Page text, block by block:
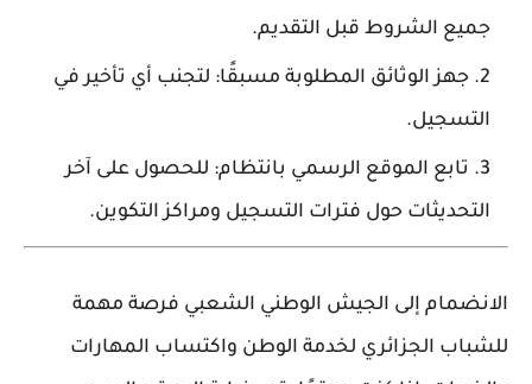
جميع الشروط قبل التقديم.
جهز الوثائق المطلوبة مسبقًا: لتجنب أي تأخير في
التسجيل.
تابع الموقع الرسمي بانتظام: للحصول على آخر
التحديثات حول فترات التسجيل ومراكز التكوين.
الانضمام إلى الجيش الوطني الشعبي فرصة مهمة
للشباب الجزائري لخدمة الوطن واكتساب المهارات